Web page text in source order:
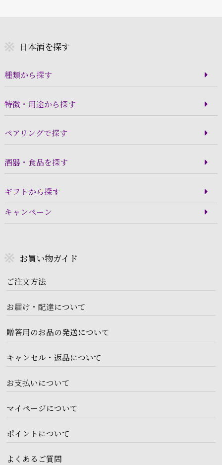
日本酒を探す
種類から探す
特徴・用途から探す
ペアリングで探す
酒器・食品を探す
ギフトから探す
キャンペーン
お買い物ガイド
ご注文方法
お届け・配達について
贈答用のお品の発送について
キャンセル・返品について
お支払いについて
マイページについて
ポイントについて
よくあるご質問